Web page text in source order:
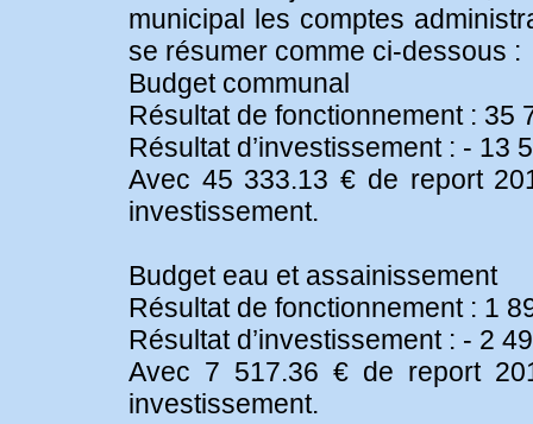
municipal les comptes
se résumer comme ci-dessous :
Budget communal
Résultat de fonctionnement : 35
Résultat d’investissement : - 13
Avec 45 333.13 € de report
investissement.
Budget eau et assainissement
Résultat de fonctionnement : 1
Résultat d’investissement : - 2
Avec 7 517.36 € de report
investissement.